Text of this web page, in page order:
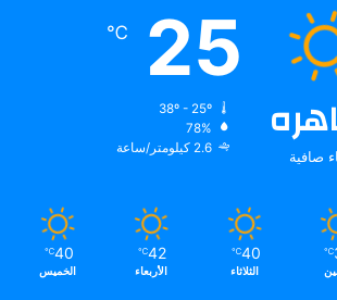
صافية
25
℃
78%
2.6 كيلومتر/ساعة
℃
40
℃
الثلاثاء
42
℃
الأربعاء
40
℃
الخميس